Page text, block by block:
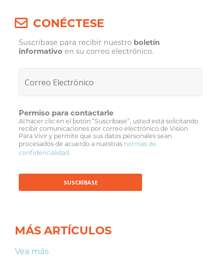
CONÉCTESE
Suscríbase para recibir nuestro boletín
informativo en su correo electrónico.
Permiso para contactarle
Al hacer clic en el botón “Suscríbase”, usted está solicitando
recibir comunicaciones por correo electrónico de Visión
Para Vivir y permite que sus datos personales sean
procesados de acuerdo a nuestras normas de
confidencialidad.
MÁS ARTÍCULOS
Vea más